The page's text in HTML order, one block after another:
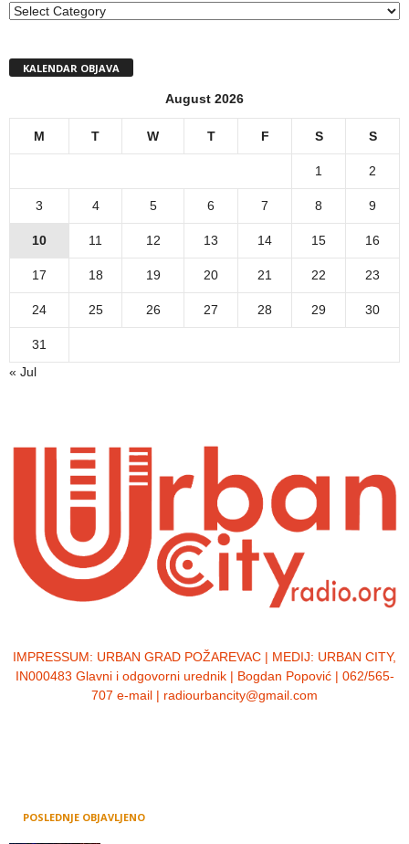
MENI
KALENDAR OBJAVA
August 2026
M T W T F S S
1 2
3 4 5 6 7 8 9
10 11 12 13 14 15 16
17 18 19 20 21 22 23
24 25 26 27 28 29 30
31
« Jul
IMPRESSUM: URBAN GRAD POŽAREVAC | MEDIJ: URBAN CITY,
IN000483 Glavni i odgovorni urednik | Bogdan Popović | 062/565-
707 e-mail | radiourbancity@gmail.com
POSLEDNJE OBJAVLJENO